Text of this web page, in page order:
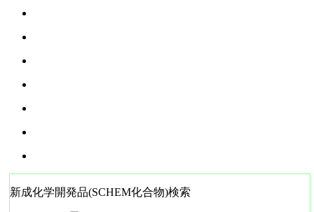
新成化学開発品(SCHEM化合物)検索